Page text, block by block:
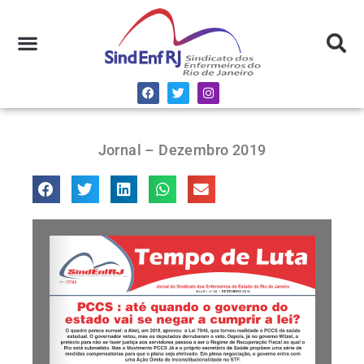
Jornal – Dezembro 2019